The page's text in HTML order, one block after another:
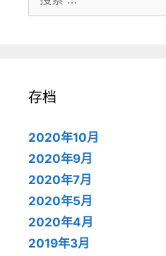
索：
存档
2020年10月
2020年9月
2020年7月
2020年5月
2020年4月
2019年3月